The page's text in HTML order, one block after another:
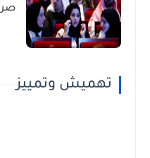
تهميش وتمييز